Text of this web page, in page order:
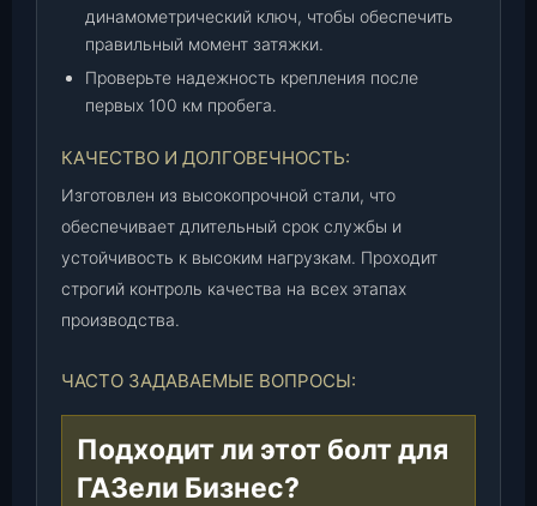
динамометрический ключ, чтобы обеспечить
правильный момент затяжки.
Проверьте надежность крепления после
первых 100 км пробега.
КАЧЕСТВО И ДОЛГОВЕЧНОСТЬ:
Изготовлен из высокопрочной стали, что
обеспечивает длительный срок службы и
устойчивость к высоким нагрузкам. Проходит
строгий контроль качества на всех этапах
производства.
ЧАСТО ЗАДАВАЕМЫЕ ВОПРОСЫ:
Подходит ли этот болт для
ГАЗели Бизнес?